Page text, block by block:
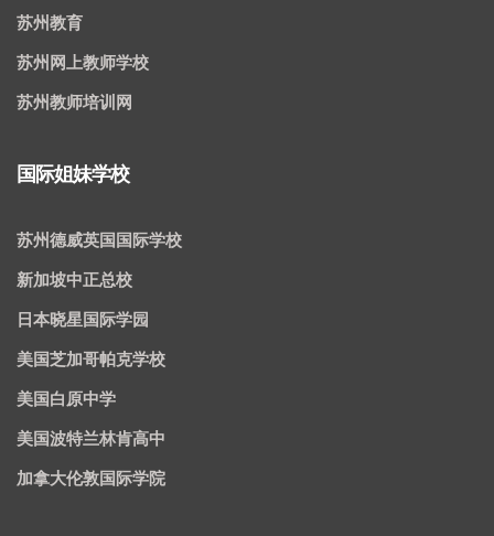
苏州教育
苏州网上教师学校
苏州教师培训网
国际姐妹学校
苏州德威英国国际学校
新加坡中正总校
日本晓星国际学园
美国芝加哥帕克学校
美国白原中学
美国波特兰林肯高中
加拿大伦敦国际学院